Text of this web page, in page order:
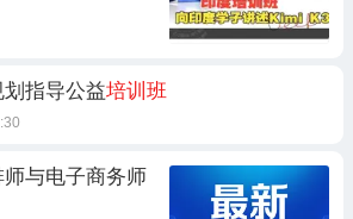
指导公益培训班
与电子商务师